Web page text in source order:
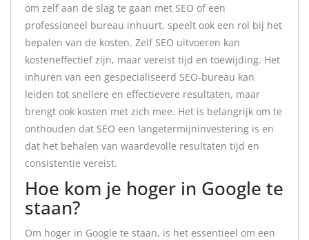
om zelf aan de slag te gaan met SEO of een
professioneel bureau inhuurt, speelt ook een rol bij het
bepalen van de kosten. Zelf SEO uitvoeren kan
kosteneffectief zijn, maar vereist tijd en toewijding. Het
inhuren van een gespecialiseerd SEO-bureau kan
leiden tot snellere en effectievere resultaten, maar
brengt ook kosten met zich mee. Het is belangrijk om te
onthouden dat SEO een langetermijninvestering is en
dat het behalen van waardevolle resultaten tijd en
consistentie vereist.
Hoe kom je hoger in Google te
staan?
Om hoger in Google te staan, is het essentieel om een